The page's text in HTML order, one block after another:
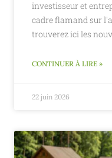
investisseur et
cadre flamand sur
trouverez ici les
CONTINUER À LIRE »
22 juin 2026